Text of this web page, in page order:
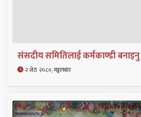
संसदीय समितिलाई कर्मकाण्डी बनाइनु
२ जेठ २०८०, मङ्गलबार